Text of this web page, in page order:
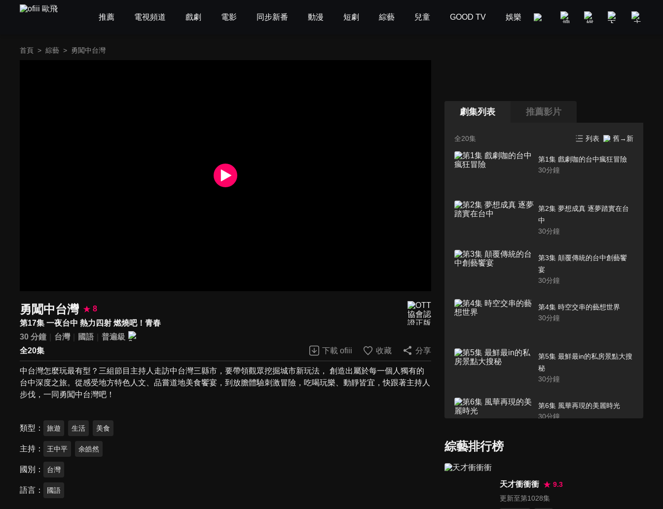
推薦 電視頻道 戲劇 電影 同步新番 動漫 短劇 綜藝 兒童 GOOD TV 娛樂 美食旅遊 新聞政論
首頁 > 綜藝 > 勇闖中台灣
勇闖中台灣
8
第17集 一夜台中 熱力四射 燃燒吧！青春
30 分鐘
台灣 國語
普遍級
全20集
下載 ofiii 收藏 分享
中台灣怎麼玩最有型？三組節目主持人走訪中台灣三縣市，要帶領觀眾挖掘城市新玩法， 創造出屬於每一個人獨有的
台中深度之旅。從感受地方特色人文、品嘗道地美食饗宴，到放膽體驗刺激冒險，吃喝玩樂、動靜皆宜，快跟著主持人
步伐，一同勇闖中台灣吧！
類型 旅遊 生活 美食
主持 王中平 余皓然
國別 台灣
語言 國語
劇集列表 推薦影片
全20集 列表 舊→新
第1集 戲劇咖的台中瘋狂冒險
30分鐘
第2集 夢想成真 逐夢踏實在台
中
30分鐘
第3集 顛覆傳統的台中創藝饗
宴
30分鐘
第4集 時空交串的藝想世界
30分鐘
第5集 最鮮最in的私房景點大搜
秘
30分鐘
第6集 風華再現的美麗時光
30分鐘
第8集 I優台中 完美小確幸
綜藝排行榜
天才衝衝衝
9.3
更新至第1028集